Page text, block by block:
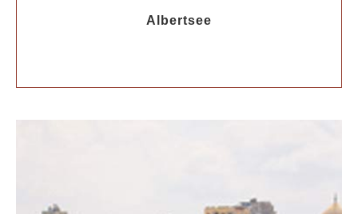
Albertsee